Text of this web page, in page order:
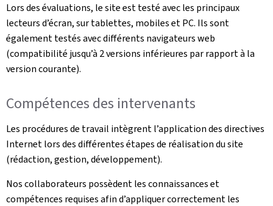
Lors des évaluations, le site est testé avec les principaux
lecteurs d’écran, sur tablettes, mobiles et PC. Ils sont
également testés avec différents navigateurs web
(compatibilité jusqu’à 2 versions inférieures par rapport à la
version courante).
Compétences des intervenants
Les procédures de travail intègrent l’application des directives
Internet lors des différentes étapes de réalisation du site
(rédaction, gestion, développement).
Nos collaborateurs possèdent les connaissances et
compétences requises afin d’appliquer correctement les